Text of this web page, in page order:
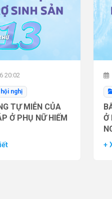
20:02
nghị
TỰ MIỄN CỦA
Ở PHỤ NỮ HIẾM
Ở
+